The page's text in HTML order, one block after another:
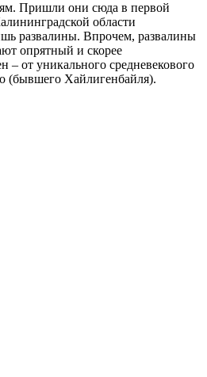
Пришли они сюда в первой
области
развалины. Впрочем, развалины
опрятный и скорее
от уникального средневекового
(бывшего Хайлигенбайля).